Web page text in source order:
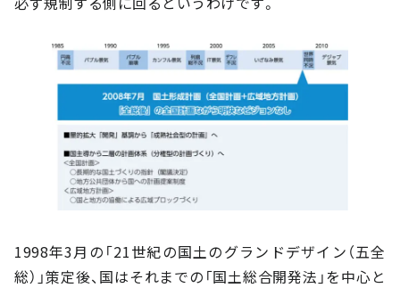
1998年3月の「21世紀の国土のグランドデザイン（五全
総）」策定後、国はそれまでの「国土総合開発法」を中心と